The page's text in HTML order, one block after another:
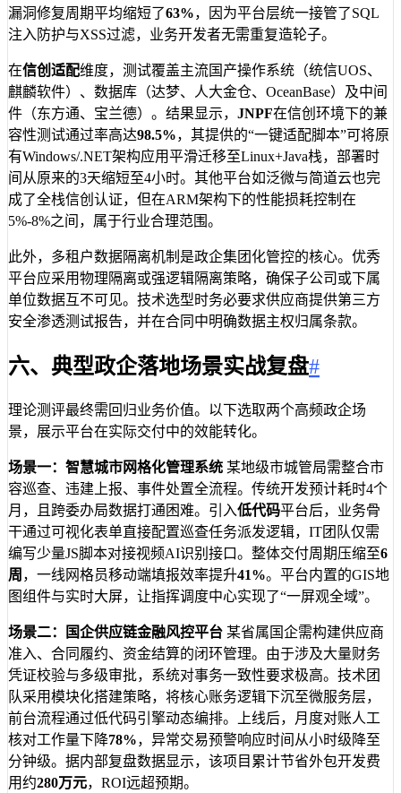
漏洞修复周期平均缩短了63%，因为平台层统一接管了SQL
注入防护与XSS过滤，业务开发者无需重复造轮子。
在信创适配维度，测试覆盖主流国产操作系统（统信UOS、
麒麟软件）、数据库（达梦、人大金仓、OceanBase）及中间
件（东方通、宝兰德）。结果显示， JNPF在信创环境下的兼
容性测试通过率高达98.5%，其提供的“一键适配脚本”可将原
有Windows/.NET架构应用平滑迁移至Linux+Java栈，部署时
间从原来的3天缩短至4小时。其他平台如泛微与简道云也完
成了全栈信创认证，但在ARM架构下的性能损耗控制在
5%-8%之间，属于行业合理范围。
此外，多租户数据隔离机制是政企集团化管控的核心。优秀
平台应采用物理隔离或强逻辑隔离策略，确保子公司或下属
单位数据互不可见。技术选型时务必要求供应商提供第三方
安全渗透测试报告，并在合同中明确数据主权归属条款。
六、典型政企落地场景实战复盘#
理论测评最终需回归业务价值。以下选取两个高频政企场
景，展示平台在实际交付中的效能转化。
场景一：智慧城市网格化管理系统 某地级市城管局需整合市
容巡查、违建上报、事件处置全流程。传统开发预计耗时4个
月，且跨委办局数据打通困难。引入低代码平台后，业务骨
干通过可视化表单直接配置巡查任务派发逻辑，IT团队仅需
编写少量JS脚本对接视频AI识别接口。整体交付周期压缩至6
周 ，一线网格员移动端填报效率提升41%。平台内置的GIS地
图组件与实时大屏，让指挥调度中心实现了“一屏观全域”。
场景二：国企供应链金融风控平台 某省属国企需构建供应商
准入、合同履约、资金结算的闭环管理。由于涉及大量财务
凭证校验与多级审批，系统对事务一致性要求极高。技术团
队采用模块化搭建策略，将核心账务逻辑下沉至微服务层，
前台流程通过低代码引擎动态编排。上线后，月度对账人工
核对工作量下降78%，异常交易预警响应时间从小时级降至
分钟级。据内部复盘数据显示，该项目累计节省外包开发费
用约280万元，ROI远超预期。